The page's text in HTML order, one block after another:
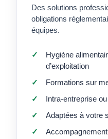
Des solutions
obligations
équipes.
Hygiène
d’exploitation
Formations sur
Intra-entreprise
Adaptées à votre